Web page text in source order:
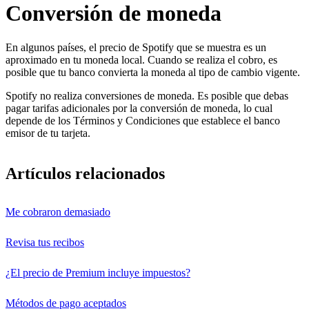
Conversión de moneda
En algunos países, el precio de Spotify que se muestra es un
aproximado en tu moneda local. Cuando se realiza el cobro, es
posible que tu banco convierta la moneda al tipo de cambio vigente.
Spotify no realiza conversiones de moneda. Es posible que debas
pagar tarifas adicionales por la conversión de moneda, lo cual
depende de los Términos y Condiciones que establece el banco
emisor de tu tarjeta.
Artículos relacionados
Me cobraron demasiado
Revisa tus recibos
¿El precio de Premium incluye impuestos?
Métodos de pago aceptados